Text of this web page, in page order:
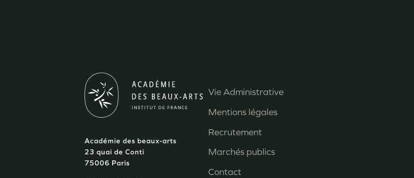
Académie des beaux-arts
23 quai de Conti
75006 Paris
Menu
Pied
de
Vie Administrative
Mentions légales
Recrutement
Marchés publics
Contact